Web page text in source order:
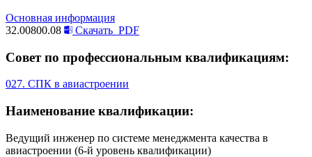
Основная информация
32.00800.08
Скачать PDF
Совет по профессиональным квалификациям:
027. СПК в авиастроении
Наименование квалификации:
Ведущий инженер по системе менеджмента качества в
авиастроении (6-й уровень квалификации)